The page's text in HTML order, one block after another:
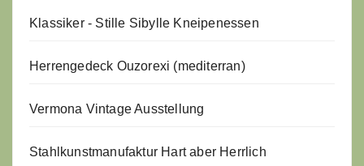
Klassiker - Stille Sibylle Kneipenessen
Herrengedeck Ouzorexi (mediterran)
Vermona Vintage Ausstellung
Stahlkunstmanufaktur Hart aber Herrlich